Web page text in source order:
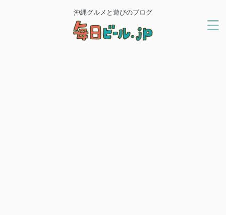
沖縄グルメと遊びのブログ